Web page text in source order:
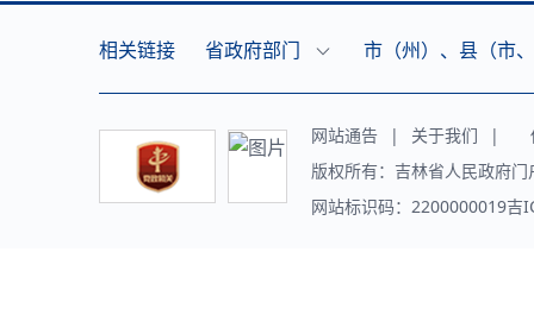
相关链接 省政府部门 市（州）、县（市
网站通告 | 关于我们 |
版权所有：吉林省人民政府
网站标识码：2200000019